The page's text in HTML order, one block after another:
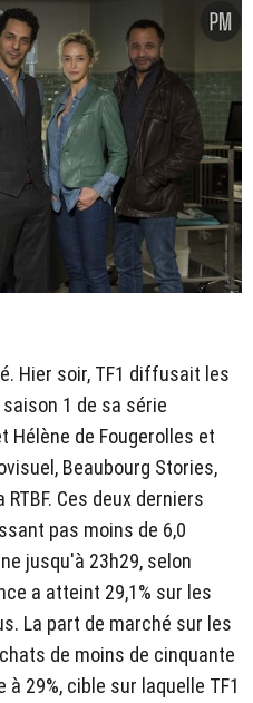
Hier soir, TF1 diffusait les
1 de sa série
Hélène de Fougerolles et
Beaubourg Stories,
Ces deux derniers
pas moins de 6,0
jusqu'à 23h29, selon
a atteint 29,1% sur les
La part de marché sur les
de moins de cinquante
à 29%, cible sur laquelle TF1